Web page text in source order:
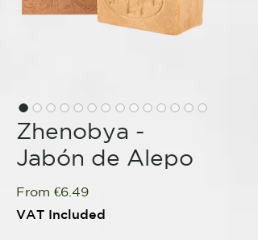
Zhenobya -
Jabón de Alepo
From €6.49Sale
Price
VAT Included